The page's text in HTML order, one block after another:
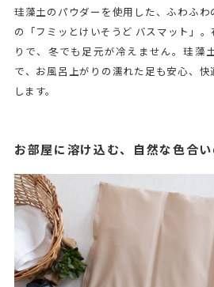
珪藻土のパウダーを使用した、ふわふ
の「フミッとけいそうど バスマット」
りで、冬でも足元が冷えません。珪藻
で、お風呂上がりの濡れた足も安心、
します。
お部屋に溶け込む、自然な色合